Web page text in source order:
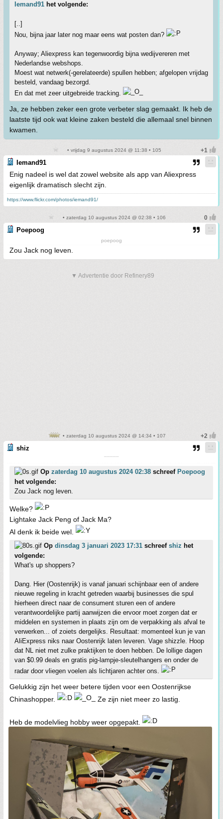
Iemand91 het volgende:
[..]
Nou, bijna jaar later nog maar eens wat posten dan?
Anyway; Aliexpress kan tegenwoordig bijna wedijvereren met
Nederlandse webshops.
Moest wat netwerk(-gerelateerde) spullen hebben; afgelopen vrijdag
besteld, vandaag bezorgd.
En dat met zeer uitgebreide tracking.
Ja, ze hebben zeker een grote verbeter slag gemaakt. Ik heb de
laatste tijd ook wat kleine zaken besteld die allemaal snel binnen
kwamen.
• vrijdag 9 augustus 2024 @ 11:38 • 105
Iemand91
Enig nadeel is wel dat zowel website als app van Aliexpress
eigenlijk dramatisch slecht zijn.
https://www.flickr.com/photos/iemand91/
• zaterdag 10 augustus 2024 @ 02:38 • 106
Poepoog
poepoog
Zou Jack nog leven.
▼ Advertentie door Refinery89
• zaterdag 10 augustus 2024 @ 14:34 • 107
shiz
¯¯¯¯¯
Op zaterdag 10 augustus 2024 02:38 schreef Poepoog
het volgende:
Zou Jack nog leven.
Welke?
Lightake Jack Peng of Jack Ma?
Al denk ik beide wel.
Op dinsdag 3 januari 2023 17:31 schreef shiz het
volgende:
What's up shoppers?
Dang. Hier (Oostenrijk) is vanaf januari schijnbaar een of andere
nieuwe regeling in kracht getreden waarbij businesses die spul
hierheen direct naar de consument sturen een of andere
verantwoordelijke partij aanwijzen die ervoor moet zorgen dat er
middelen en systemen in plaats zijn om de verpakking als afval te
verwerken... of zoiets dergelijks. Resultaat: momenteel kun je van
AliExpress niks naar Oostenrijk laten leveren. Vage shizzle. Hoop
dat NL niet met zulke praktijken te doen hebben. De lollige dagen
van $0.99 deals en gratis pig-lampje-sleutelhangers en onder de
radar door vliegen voelen als lichtjaren achter ons.
Gelukkig zijn het weer betere tijden voor een Oostenrijkse
Chinashopper.
Ze zijn niet meer zo lastig.
Heb de modelvlieg hobby weer opgepakt.